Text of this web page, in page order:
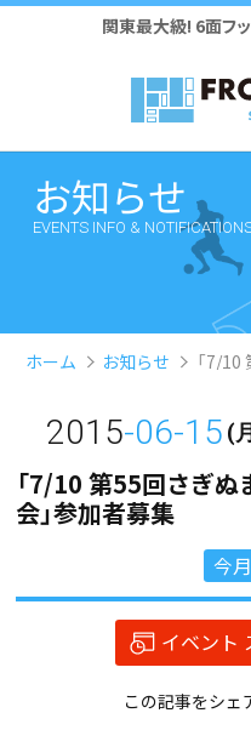
関東最大級! 6面フ
お知らせ
EVENTS INFO &
ホーム お知らせ 「7/
2015-06-15 (
「7/10 第55回さぎぬ
会」参加者募集
今
イベント
この記事をシェ